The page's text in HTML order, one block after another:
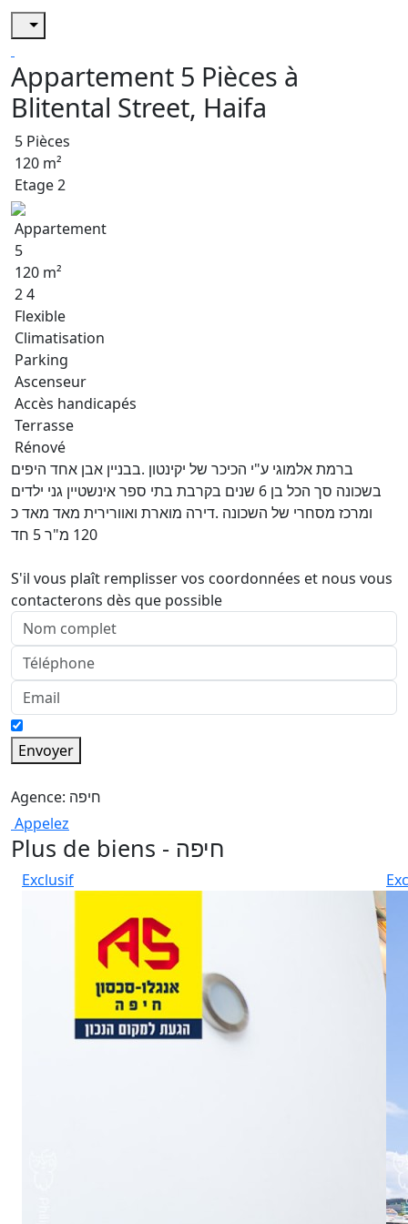
Appartement 5 Pièces à
Blitental Street, Haifa
5 Pièces
120 m²
Etage 2
Appartement
5
120 m²
2 4
Flexible
Climatisation
Parking
Ascenseur
Accès handicapés
Terrasse
Rénové
ברמת אלמוגי ע"י הכיכר של יקינטון .בבניין אבן אחד היפים
בשכונה סך הכל בן 6 שנים בקרבת בתי ספר אינשטיין גני ילדים
ומרכז מסחרי של השכונה .דירה מוארת ואוורירית מאד מאד כ
120 מ"ר 5 חד
S'il vous plaît remplisser vos coordonnées et nous vous
contacterons dès que possible
Envoyer
Agence: חיפה
Appelez
Plus de biens - חיפה
Exclusif